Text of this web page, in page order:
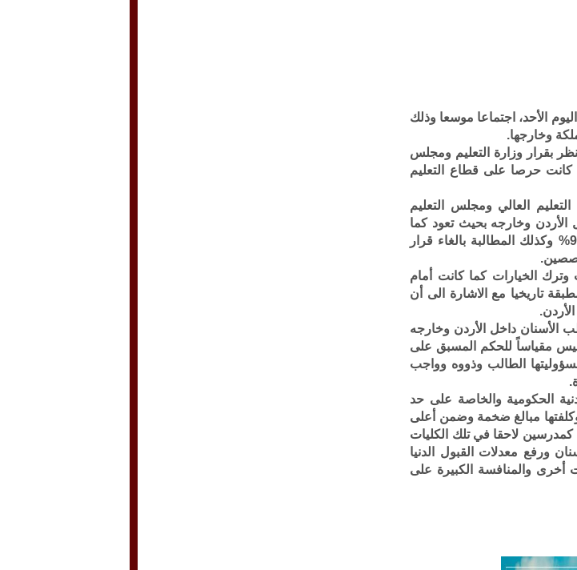
اليوم الأحد، اجتماعا موسعا وذلك
وخارجها.
بقرار وزارة التعليم ومجلس
كانت حرصا على قطاع التعليم
العالي ومجلس التعليم
الأردن وخارجه بحيث تعود كما
كانت 80% وعلى الأقل 85% حيث تم رفعها الى 85% وبعدها الى 90% وكذلك المطالبة بالغاء قرار
وترك الخيارات كما كانت أمام
تاريخيا مع الاشارة الى أن
الأسنان داخل الأردن وخارجه
ليس مقياساً للحكم المسبق على
الطالب وذووه وواجب
الحكومية والخاصة على حد
مبالغ ضخمة وضمن أعلى
كمدرسين لاحقا في تلك الكليات
ورفع معدلات القبول الدنيا
أخرى والمنافسة الكبيرة على